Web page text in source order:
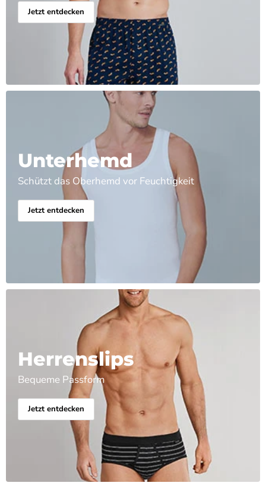
Jetzt entdecken
Unterhemd
Schützt das Oberhemd vor Feuchtigkeit
Jetzt entdecken
Herrenslips
Bequeme Passform
Jetzt entdecken